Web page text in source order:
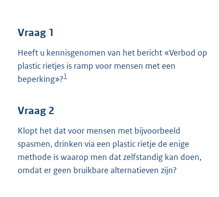
b
Vraag 1
Heeft u kennisgenomen van het bericht «Verbod op
plastic rietjes is ramp voor mensen met een
beperking»?1
Vraag 2
Klopt het dat voor mensen met bijvoorbeeld
spasmen, drinken via een plastic rietje de enige
methode is waarop men dat zelfstandig kan doen,
omdat er geen bruikbare alternatieven zijn?